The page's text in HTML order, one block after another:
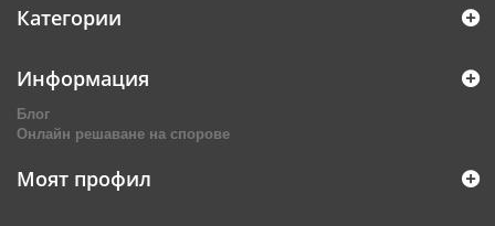
Категории
Информация
Блог
Онлайн решаване на спорове
Моят профил